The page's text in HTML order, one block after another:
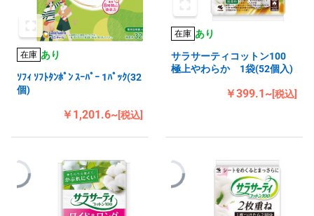
在庫 あり
ｿﾌｨ ｿﾌﾄﾀﾝﾎﾟﾝ ｽｰﾊﾟｰ 1ﾊﾟｯｸ(32
個)
￥1,201.6~[税込]
在庫 あり
サラサーティコットン100
極上やわらか 1袋(52個入)
￥399.1~[税込]